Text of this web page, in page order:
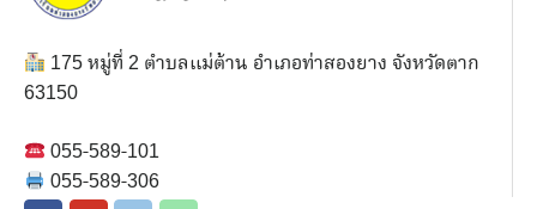
175 หมู่ที่ 2 ตำบลแม่ต้าน อำเภอท่าสองยาง จังหวัดตาก
63150
055-589-101
055-589-306